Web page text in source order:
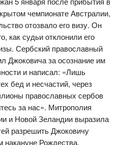
чемпионате Австралии,
отозвало его визу. Он
как судьи отклонили его
Сербский православный
Джоковича за осознание им
и написал: «Лишь
бед и несчастий, через
православных сербов
за нас». Митрополия
и Новой Зеландии выразила
разрешить Джоковичу
накануне Рождества.